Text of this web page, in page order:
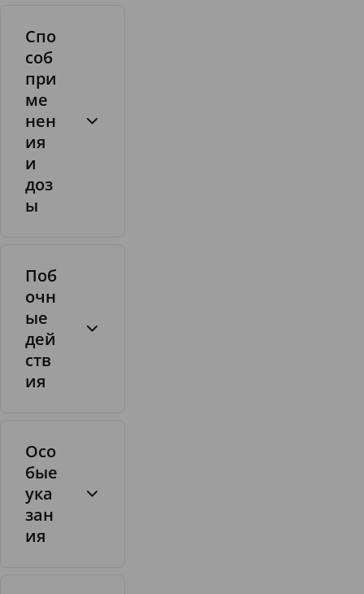
4
-
и
х
л
о
б
е
о
в
ы
й
с
п
и
Спо
соб
при
ме
нен
ия
и
доз
ы
Поб
очн
ые
дей
ств
ия
Осо
бые
ука
зан
ия